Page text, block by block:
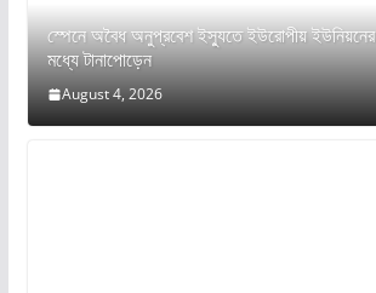
স্পেনে অবৈধ অনুপ্রবেশ ইস্যুতে ইউরোপীয়
মধ্যে টানাপোড়েন
August 4, 2026